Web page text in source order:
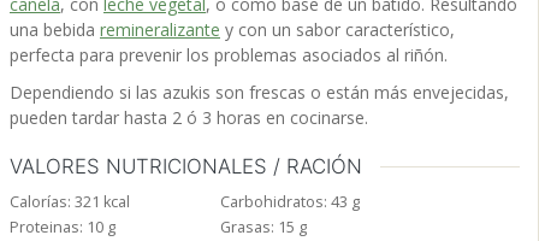
una bebida remineralizante y con un sabor característico,
perfecta para prevenir los problemas asociados al riñón.
Dependiendo si las azukis son frescas o están más envejecidas,
pueden tardar hasta 2 ó 3 horas en cocinarse.
VALORES NUTRICIONALES / RACIÓN
Calorías: 321 kcal Carbohidratos: 43 g
Proteinas: 10 g Grasas: 15 g